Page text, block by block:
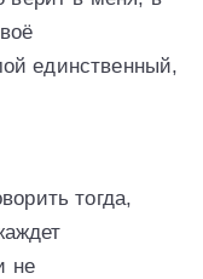
единственный,
тогда,
не